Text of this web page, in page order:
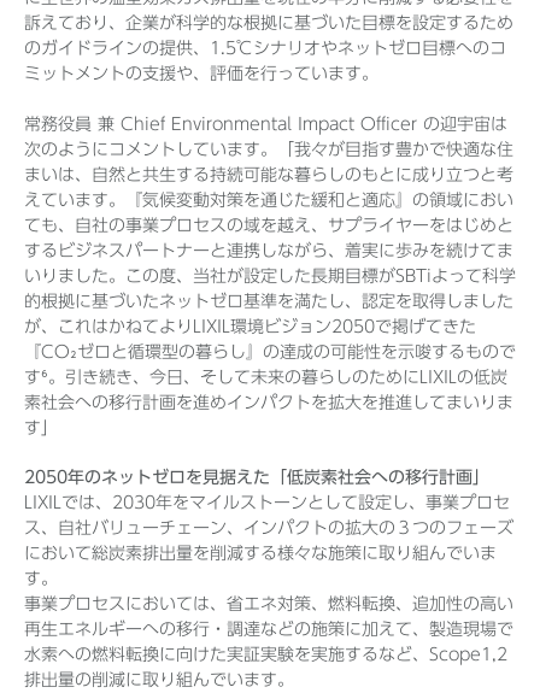
訴えており、企業が科学的な根拠に基づいた目標を設定するため
のガイドラインの提供、1.5℃シナリオやネットゼロ目標へのコ
ミットメントの支援や、評価を行っています。
常務役員 兼 Chief Environmental Impact Officer​ の迎宇宙は
次のようにコメントしています。「我々が目指す豊かで快適な住
まいは、自然と共生する持続可能な暮らしのもとに成り立つと考
えています。『気候変動対策を通じた緩和と適応』の領域におい
ても、自社の事業プロセスの域を越え、サプライヤーをはじめと
するビジネスパートナーと連携しながら、着実に歩みを続けてま
いりました。この度、当社が設定した長期目標がSBTiよって科学
的根拠に基づいたネットゼロ基準を満たし、認定を取得しました
が、これはかねてよりLIXIL環境ビジョン2050で掲げてきた
『CO₂ゼロと循環型の暮らし』の達成の可能性を示唆するもので
す⁶。引き続き、今日、そして未来の暮らしのためにLIXILの低炭
素社会への移行計画を進めインパクトを拡大を推進してまいりま
す」
2050年のネットゼロを見据えた「低炭素社会への移行計画」
LIXILでは、2030年をマイルストーンとして設定し、事業プロセ
ス、自社バリューチェーン、インパクトの拡大の３つのフェーズ
において総炭素排出量を削減する様々な施策に取り組んでいま
す。
事業プロセスにおいては、省エネ対策、燃料転換、追加性の高い
再生エネルギーへの移行・調達などの施策に加えて、製造現場で
水素への燃料転換に向けた実証実験を実施するなど、Scope1,2
排出量の削減に取り組んでいます。